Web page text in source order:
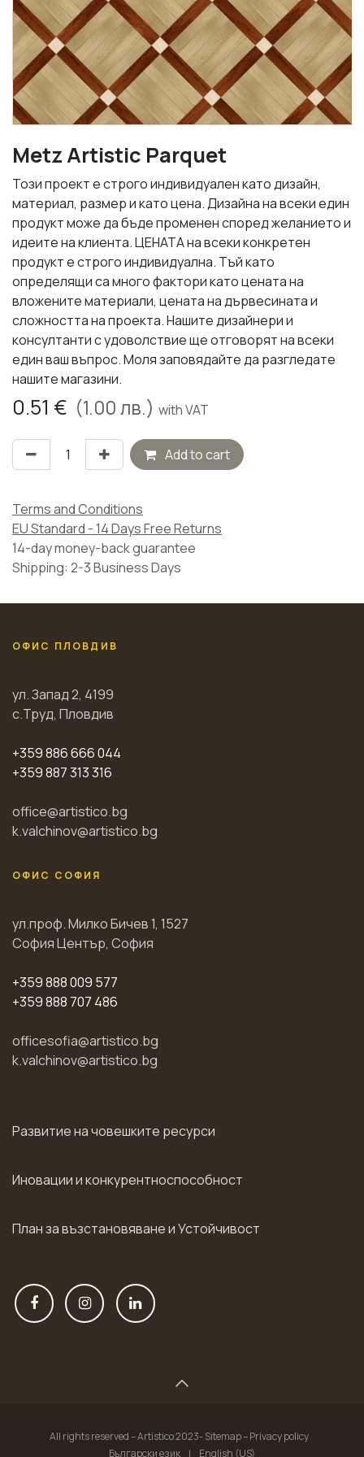
Metz Artistic Parquet
Този проект е строго индивидуален като дизайн,
материал, размер и като цена. Дизайна на всеки един
продукт може да бъде променен според желанието и
идеите на клиента. ЦЕНАТА на всеки конкретен
продукт е строго индивидуална. Тъй като
определящи са много фактори като цената на
вложените материали, цената на дървесината и
сложността на проекта. Нашите дизайнери и
консултанти с удоволствие ще отговорят на всеки
един ваш въпрос. Моля заповядайте да разгледате
нашите магазини.
0.51 € (1.00лв.) with VAT
Add to cart
Terms and Conditions
EU Standard - 14 Days Free Returns
14-day money-back guarantee
Shipping: 2-3 Business Days
ОФИС ПЛОВДИВ
ул. Запад 2, 4199
с.Труд, Пловдив
+359 886 666 044
+359 887 313 316
office@artistico.bg
k.valchinov@artistico.bg
ОФИС СОФИЯ
ул.проф. Милко Бичев 1, 1527
София Център, София
+359 888 009 577
+359 888 707 486
officesofia@artistico.bg
k.valchinov@artistico.bg
Развитие на човешките ресурси
Иновации и конкурентноспособност
План за възстановяване и Устойчивост
All rights reserved – Artistico 2023- Sitemap – Privacy policy
Български език
| English (US)